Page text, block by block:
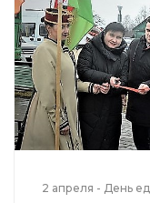
2 апреля - День